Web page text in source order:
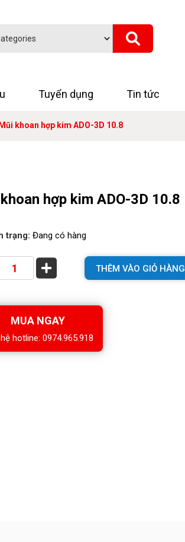
Tuyển dụng Tin tức
Mũi khoan hợp kim ADO-3D 10.8
hợp kim ADO-3D 10.8
trạng: Đang có hàng
THÊM VÀO GIỎ HÀNG
MUA NGAY
hotline: 0974.965.918